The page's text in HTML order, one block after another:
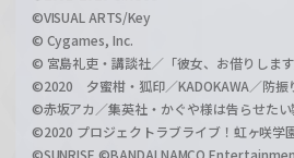
©VISUAL ARTS/Key
© Cygames, Inc.
© 宮島礼吏・講談社／「彼女、お借りしま
©2020 夕蜜柑・狐印／KADOKAWA／防振
©赤坂アカ／集英社・かぐや様は告らせた
©2020 プロジェクトラブライブ！虹ヶ咲学
©SUNRISE ©BANDAI NAMCO